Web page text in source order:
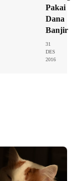
Pakai
Dana
Banjir
31
DES
2016